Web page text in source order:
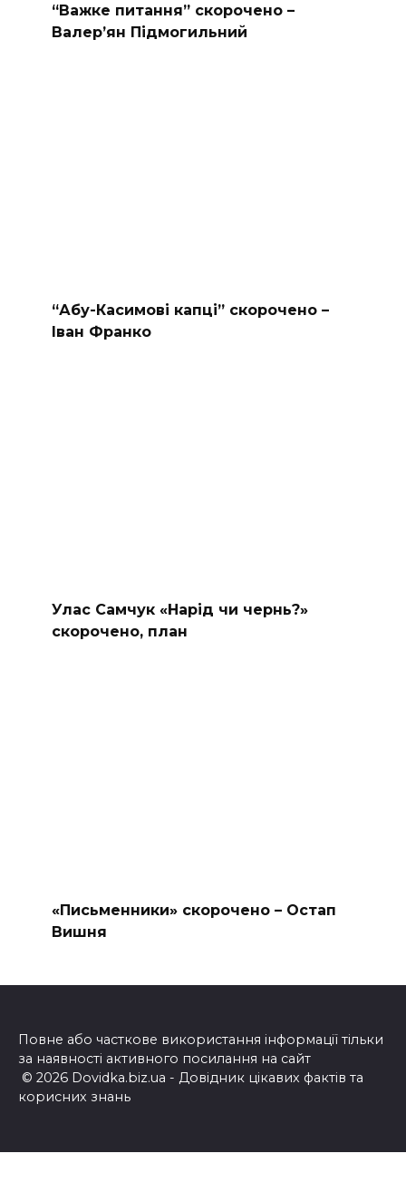
“Важке питання” скорочено –
Валер’ян Підмогильний
“Абу-Касимові капці” скорочено –
Іван Франко
Улас Самчук «Нарід чи чернь?»
скорочено, план
«Письменники» скорочено – Остап
Вишня
Повне або часткове використання інформації тільки
за наявності активного посилання на сайт
© 2026 Dovidka.biz.ua - Довідник цікавих фактів та
корисних знань